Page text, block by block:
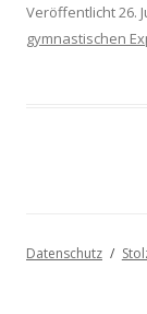
Veröffentlicht26.
gymnastischen
Datenschutz